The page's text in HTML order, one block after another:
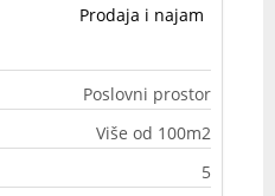
Prodaja i najam
Poslovni prostor
Više od 100m2
5